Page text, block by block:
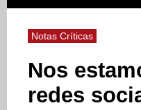
Notas Críticas
Nos
redes